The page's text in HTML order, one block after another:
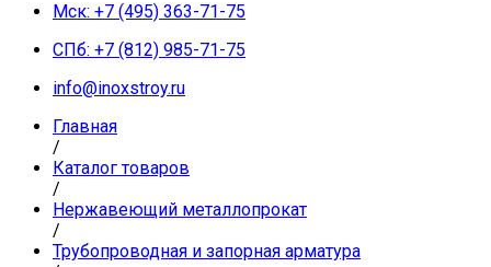
Мск: +7 (495) 363-71-75
СПб: +7 (812) 985-71-75
info@inoxstroy.ru
Главная
/
Каталог товаров
/
Нержавеющий металлопрокат
/
Трубопроводная и запорная арматура